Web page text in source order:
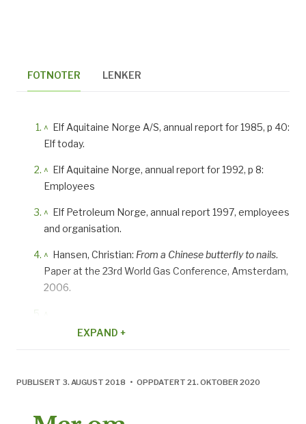
FOTNOTER LENKER
^ Elf Aquitaine Norge A/S, annual report for 1985, p 40:
Elf today.
^ Elf Aquitaine Norge, annual report for 1992, p 8:
Employees
^ Elf Petroleum Norge, annual report 1997, employees
and organisation.
^ Hansen, Christian: From a Chinese butterfly to nails.
Paper at the 23rd World Gas Conference, Amsterdam,
2006.
http://www.akerkvaerner.com/internet/AboutUs/
EXPAND +
PUBLISERT 3. AUGUST 2018 • OPPDATERT 21. OKTOBER 2020